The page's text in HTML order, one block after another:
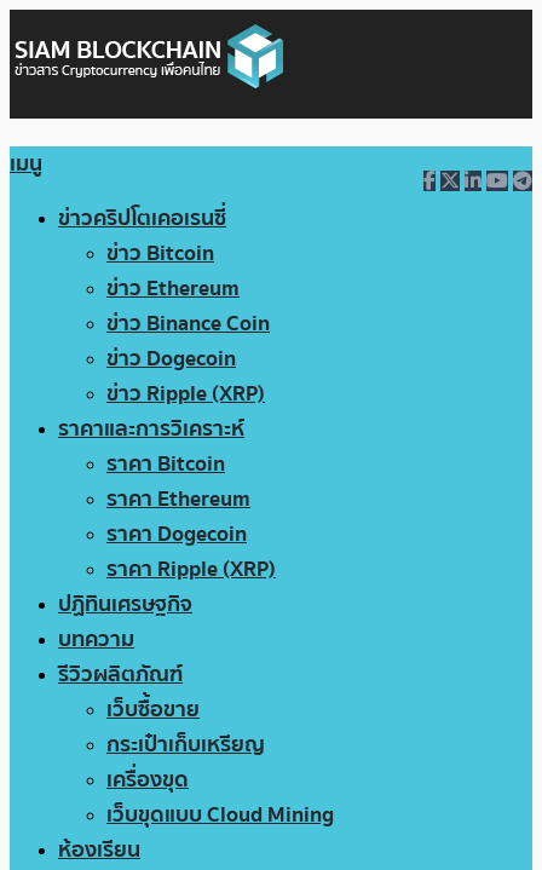
เมนู
ข่าวคริปโตเคอเรนซี่
ข่าว Bitcoin
ข่าว Ethereum
ข่าว Binance Coin
ข่าว Dogecoin
ข่าว Ripple (XRP)
ราคาและการวิเคราะห์
ราคา Bitcoin
ราคา Ethereum
ราคา Dogecoin
ราคา Ripple (XRP)
ปฏิทินเศรษฐกิจ
บทความ
รีวิวผลิตภัณฑ์
เว็บซื้อขาย
กระเป๋าเก็บเหรียญ
เครื่องขุด
เว็บขุดแบบ Cloud Mining
ห้องเรียน